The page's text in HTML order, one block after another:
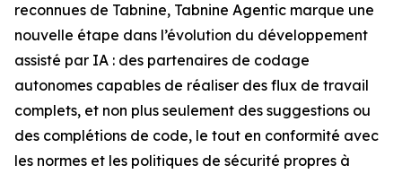
reconnues de Tabnine, Tabnine Agentic marque une
nouvelle étape dans l’évolution du développement
assisté par IA : des partenaires de codage
autonomes capables de réaliser des flux de travail
complets, et non plus seulement des suggestions ou
des complétions de code, le tout en conformité avec
les normes et les politiques de sécurité propres à